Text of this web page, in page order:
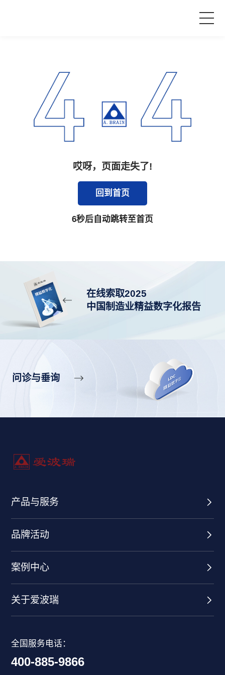
产品与服务
品牌活动
哎呀，页面走失了!
回到首页
6秒后自动跳转至首页
在线索取2025
中国制造业精益数字化报告
问诊与垂询
产品与服务
品牌活动
案例中心
关于爱波瑞
全国服务电话：
400-885-9866